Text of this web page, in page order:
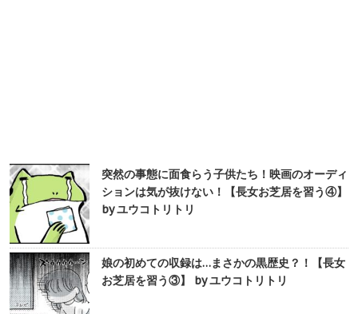
突然の事態に面食らう子供たち！映画のオーディ
ションは気が抜けない！【長女お芝居を習う④】
by ユウコトリトリ
娘の初めての収録は…まさかの黒歴史？！【長女
お芝居を習う③】 by ユウコトリトリ